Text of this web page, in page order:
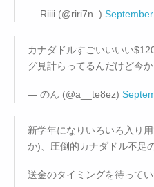
— Riiii (@riri7n_)
カナダドルすごいいいい
グ見計らってるんだけど今か
— のん (@a__te8ez)
新学年になりいろいろ入り
か)、圧倒的カナダドル不足
送金のタイミングを待って